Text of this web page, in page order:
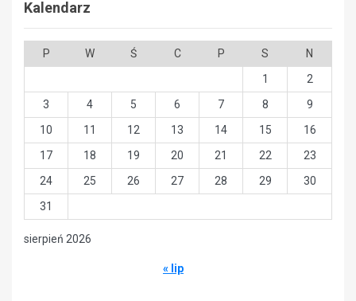
Kalendarz
sierpień 2026
P W Ś C P S
N
1
2
3
4 5 6 7 8
9
10
11 12 13 14 15
16
17
18 19 20 21 22
23
24
25 26 27 28 29
30
31
« lip